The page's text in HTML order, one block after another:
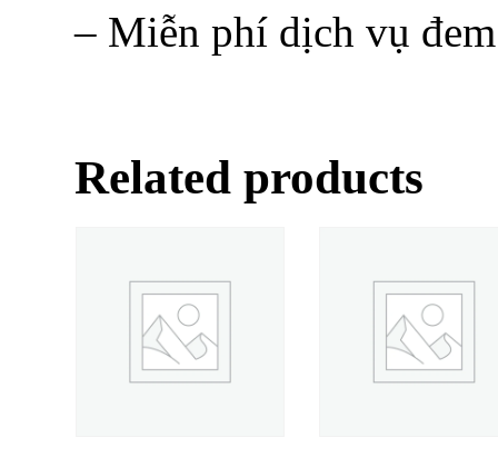
– Miễn phí dịch vụ
Related products